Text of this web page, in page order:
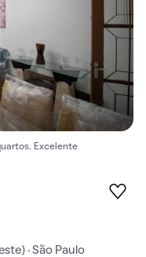
Excelente
· São Paulo